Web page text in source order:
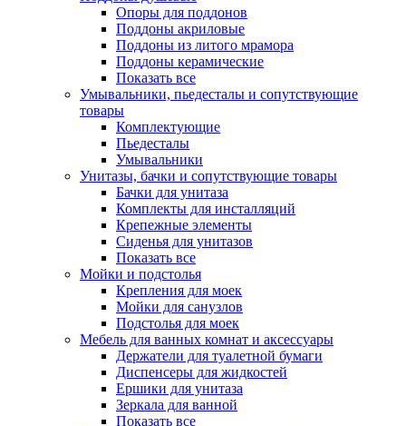
Опоры для поддонов
Поддоны акриловые
Поддоны из литого мрамора
Поддоны керамические
Показать все
Умывальники, пьедесталы и сопутствующие
товары
Комплектующие
Пьедесталы
Умывальники
Унитазы, бачки и сопутствующие товары
Бачки для унитаза
Комплекты для инсталляций
Крепежные элементы
Сиденья для унитазов
Показать все
Мойки и подстолья
Крепления для моек
Мойки для санузлов
Подстолья для моек
Мебель для ванных комнат и аксессуары
Держатели для туалетной бумаги
Диспенсеры для жидкостей
Ершики для унитаза
Зеркала для ванной
Показать все